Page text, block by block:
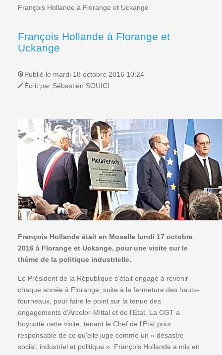
François Hollande à Florange et Uckange
François Hollande à Florange et
Uckange
Publié le mardi 18 octobre 2016 10:24
Écrit par Sébastien SOUICI
François Hollande était en Moselle lundi 17 octobre
2016 à Florange et Uckange, pour une visite sur le
thème de la politique industrielle.
Le Président de la République s'était engagé à revenir
chaque année à Florange, suite à la fermeture des hauts-
fourneaux, pour faire le point sur la tenue des
engagements d'Arcelor-Mittal et de l'Etat. La CGT a
boycotté cette visite, tenant le Chef de l'Etat pour
responsable de ce qu'elle juge comme un « désastre
social, industriel et politique ». François Hollande a mis en